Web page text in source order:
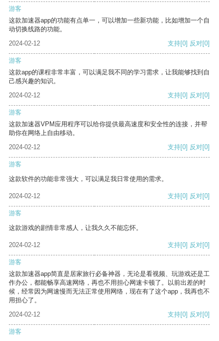
游客
这款加速器app的功能有点单一，可以增加一些新功能，比如增加一个自
动切换线路的功能。
2024-02-12
支持[0] 反对[0]
游客
这款app的课程非常丰富，可以满足我不同的学习需求，让我能够找到自
己感兴趣的知识。
2024-02-12
支持[0] 反对[0]
游客
这款加速器VPM应用程序可以给你提供最高速度和安全性的连接，并帮
助你在网络上自由移动。
2024-02-12
支持[0] 反对[0]
游客
这款软件的功能非常强大，可以满足我日常使用的需求。
2024-02-12 支持[0] 反对[0]
游客
这款游戏的剧情非常感人，让我久久不能忘怀。
2024-02-12 支持[0] 反对[0]
游客
这款加速器app简直是居家旅行必备神器，无论是看视频、玩游戏还是工
作办公，都能畅享高速网络，再也不用担心网速卡顿了。以前出差的时
候，经常因为网速慢而无法正常使用网络，现在有了这个app，我再也不
用担心了。
2024-02-12
支持[0] 反对[0]
游客